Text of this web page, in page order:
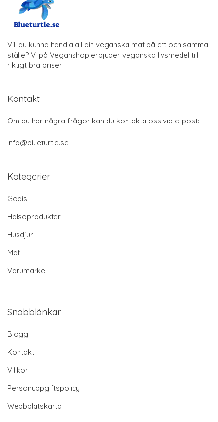
Vill du kunna handla all din veganska mat på ett och samma
ställe? Vi på Veganshop erbjuder veganska livsmedel till
riktigt bra priser.
Kontakt
Om du har några frågor kan du kontakta oss via e-post:
info@blueturtle.se
Kategorier
Godis
Hälsoprodukter
Husdjur
Mat
Varumärke
Snabblänkar
Blogg
Kontakt
Villkor
Personuppgiftspolicy
Webbplatskarta